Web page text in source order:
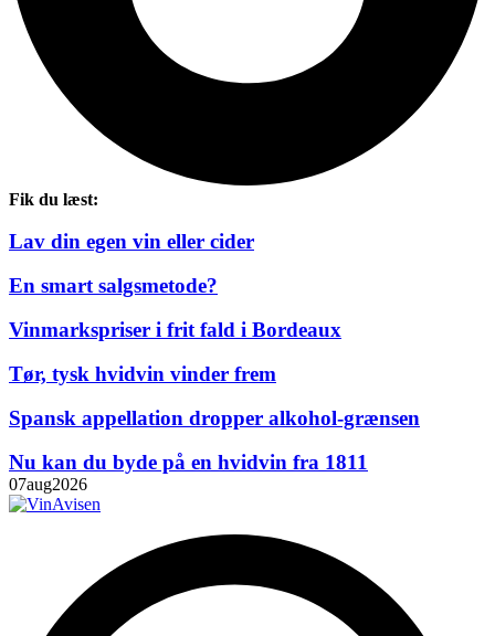
Fik du læst:
Lav din egen vin eller cider
En smart salgsmetode?
Vinmarkspriser i frit fald i Bordeaux
Tør, tysk hvidvin vinder frem
Spansk appellation dropper alkohol-grænsen
Nu kan du byde på en hvidvin fra 1811
07aug2026